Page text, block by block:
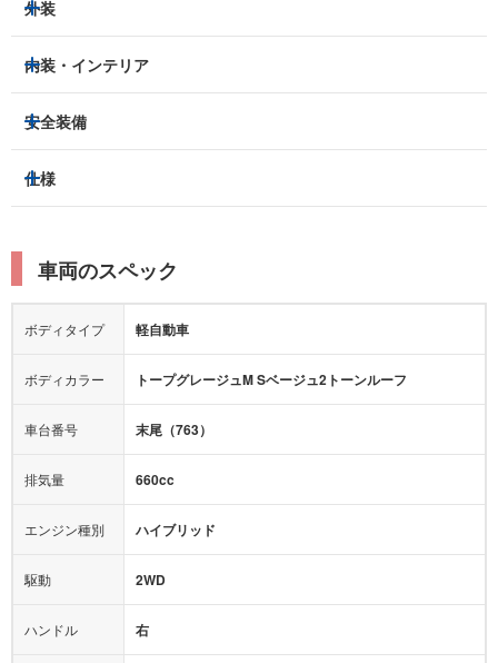
外装
LEDヘッドライト
アルミホイール：-
サンルーフ/ガラスルーフ
ルーフレール
エアロパーツ
ローダウン
内装・インテリア
3列シート
ベンチシート
パワーシート
シートヒーター
カーナビ：-
ミュージックプレイヤー接続可
後席モニター
安全装備
トラクションコントロール
レーンキープアシスト
横滑り防止装置
衝突被害軽減プレーキ
カメラ：-
エアバッグ：
4エアバッグ
衝撃緩和ヘッドレスト
サポカー
アクセル踏み間違い（誤発進）防止装置
アダプティブクルーズコントロール
ヒルディセントコントロール
仕様
車両のスペック
ボディタイプ 軽自動車
ボディカラー トープグレージュM Sベージュ2トーンルーフ
車台番号 末尾（763）
排気量 660cc
エンジン種別 ハイブリッド
駆動 2WD
ハンドル 右